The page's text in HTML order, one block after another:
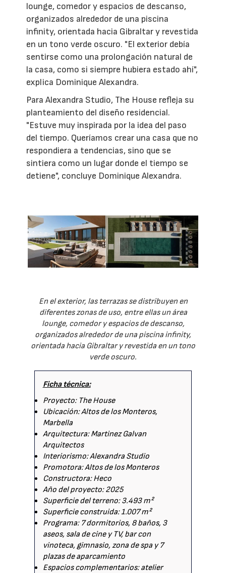
lounge, comedor y espacios de descanso,
organizados alrededor de una piscina
infinity, orientada hacia Gibraltar y revestida
en un tono verde oscuro. "El exterior debía
sentirse como una prolongación natural de
la casa, como si siempre hubiera estado ahí",
explica Dominique Alexandra.
Para Alexandra Studio, The House refleja su
planteamiento del diseño residencial.
"Estuve muy inspirada por la idea del paso
del tiempo. Queríamos crear una casa que no
respondiera a tendencias, sino que se
sintiera como un lugar donde el tiempo se
detiene", concluye Dominique Alexandra.
En el exterior, las terrazas se distribuyen en
diferentes zonas de uso, entre ellas un área
lounge, comedor y espacios de descanso,
organizados alrededor de una piscina infinity,
orientada hacia Gibraltar y revestida en un tono
verde oscuro.
Ficha técnica:
Proyecto: The House
Ubicación: Altos de los Monteros,
Marbella
Arquitectura: Martinez Galvan
Arquitectos
Interiorismo: Alexandra Studio
Promotora: Altos de los Monteros
Constructora: Heco
Año del proyecto: 2025
Superficie del terreno: 3.493 m²
Superficie construida: 1.007 m²
Programa: 7 dormitorios, 8 baños, 3
aseos, sala de cine y TV, bar con
vinoteca, gimnasio, zona de spa y 7
plazas de aparcamiento
Espacios complementarios: atelier